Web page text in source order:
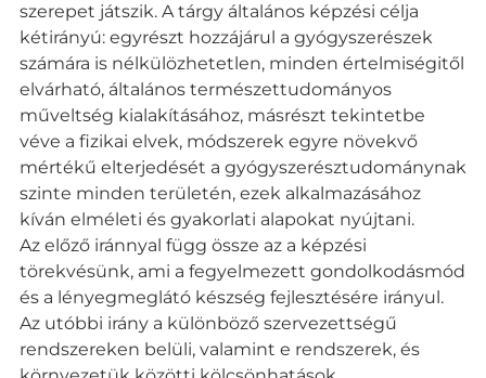
szerepet játszik. A tárgy általános képzési célja
kétirányú: egyrészt hozzájárul a gyógyszerészek
számára is nélkülözhetetlen, minden értelmiségitől
elvárható, általános természettudományos
műveltség kialakításához, másrészt tekintetbe
véve a fizikai elvek, módszerek egyre növekvő
mértékű elterjedését a gyógyszerésztudománynak
szinte minden területén, ezek alkalmazásához
kíván elméleti és gyakorlati alapokat nyújtani.
Az előző iránnyal függ össze az a képzési
törekvésünk, ami a fegyelmezett gondolkodásmód
és a lényegmeglátó készség fejlesztésére irányul.
Az utóbbi irány a különböző szervezettségű
rendszereken belüli, valamint e rendszerek, és